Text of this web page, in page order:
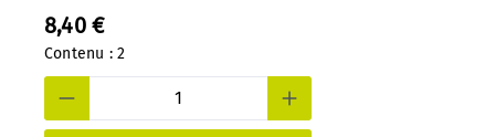
tout accès non autorisé. Outil spécial, moulé sous
pression en nylon.
8,40 €
Contenu : 2